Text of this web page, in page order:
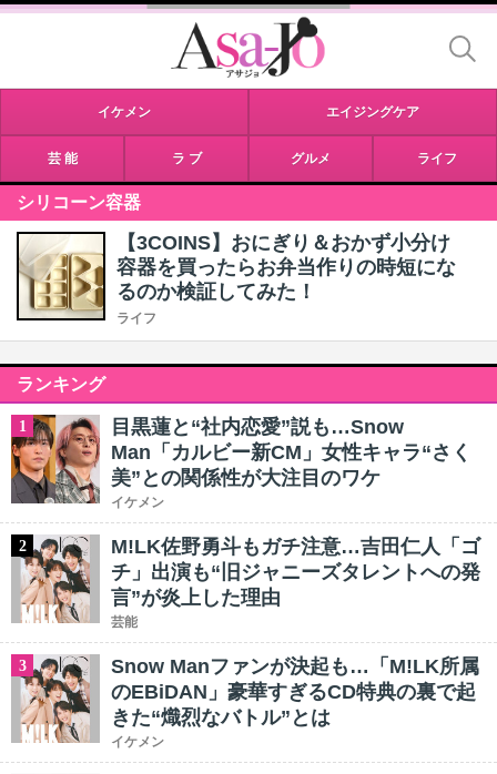
イケメン エイジングケア
芸 能 ラ ブ グルメ ライフ
シリコーン容器
【3COINS】おにぎり＆おかず小分け
容器を買ったらお弁当作りの時短にな
るのか検証してみた！
ライフ
ランキング
1
目黒蓮と“社内恋愛”説も…Snow
Man「カルビー新CM」女性キャラ“さく
美”との関係性が大注目のワケ
イケメン
2
M!LK佐野勇斗もガチ注意…吉田仁人「ゴ
チ」出演も“旧ジャニーズタレントへの発
言”が炎上した理由
芸能
3
Snow Manファンが決起も…「M!LK所属
のEBiDAN」豪華すぎるCD特典の裏で起
きた“熾烈なバトル”とは
イケメン